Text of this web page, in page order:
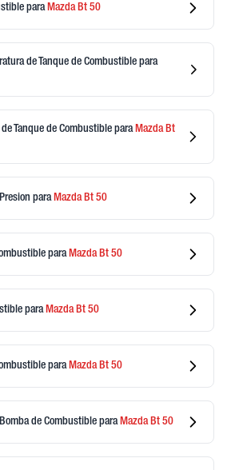
para MazdaBt 50
de Tanque de Combustible para
Tanque de Combustible paraMazdaBt
para MazdaBt 50
para MazdaBt 50
para MazdaBt 50
para MazdaBt 50
de Combustible para MazdaBt 50